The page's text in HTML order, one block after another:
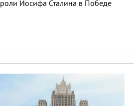
роли Иосифа Сталина в Победе